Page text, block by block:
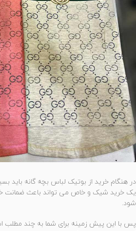
در هنگام خرید از بوتیک لباس بچه گانه باید
یک خرید شیک و خاص می تواند باعث ضمانت
شود.
پس با این پیش زمینه برای شما به چند مطلب